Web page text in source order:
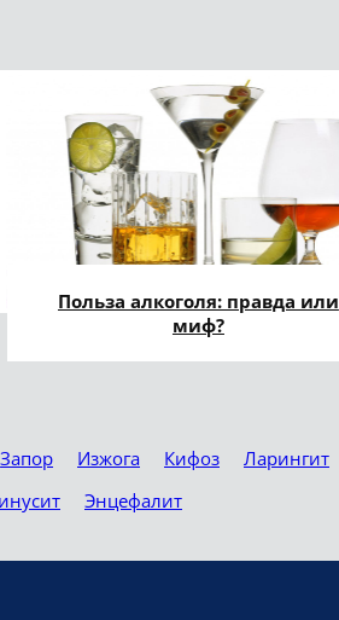
Польза алкоголя: правда или
миф?
Запор Изжога Кифоз
Ларингит
Энцефалит